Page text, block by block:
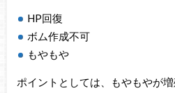
HP回復
ボム作成不可
もやもや
ポイントとしては、もやもやが